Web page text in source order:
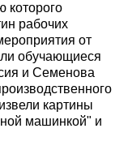
которого
рабочих
от
обучающиеся
и Семенова
картины
машинкой" и